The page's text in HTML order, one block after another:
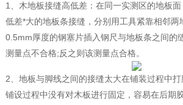
1、木地板接缝高低差：在同一实测区的地板
低差*大的地板条接缝，分别用工具紧靠相邻两
0.5mm厚度的钢塞片插入钢尺与地板条之间的
测量点不合格;反之则该测量点合格。
2、地板与脚线之间的接缝太大在铺装过程中
铺设过程中没有对木板进行固定，容易在后期